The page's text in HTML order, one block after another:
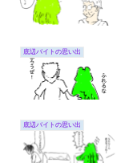
底辺バイトの思い出
底辺バイトの思い出